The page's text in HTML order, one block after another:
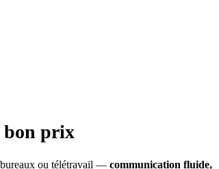
bon prix
ou télétravail — communication fluide,